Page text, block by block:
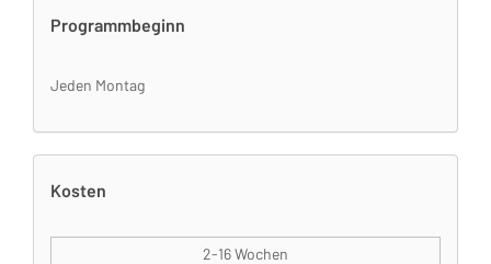
Programmbeginn
Jeden Montag
Kosten
2-16 Wochen